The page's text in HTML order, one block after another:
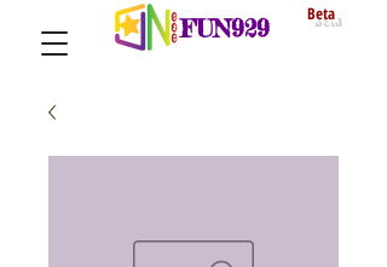
FUN929 Beta